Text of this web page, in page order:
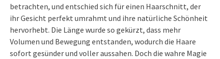
betrachten, und entschied sich für einen Haarschnitt, der
ihr Gesicht perfekt umrahmt und ihre natürliche Schönheit
hervorhebt. Die Länge wurde so gekürzt, dass mehr
Volumen und Bewegung entstanden, wodurch die Haare
sofort gesünder und voller aussahen. Doch die wahre Magie